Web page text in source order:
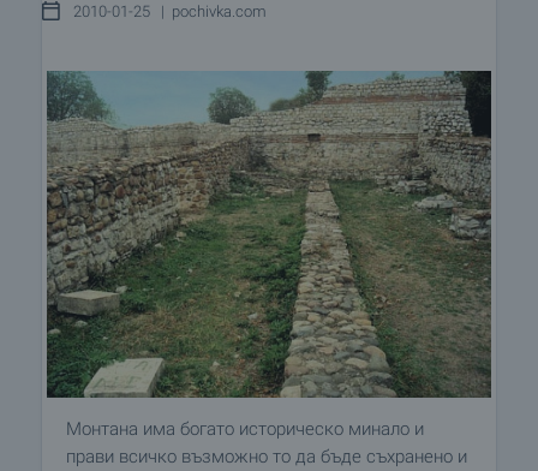
2010-01-25 | pochivka.com
Монтана има богато историческо минало и
прави всичко възможно то да бъде съхранено и